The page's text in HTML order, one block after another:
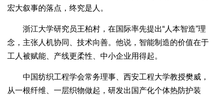
宏大叙事的落点，终究是人。
浙江大学研究员王柏村，在国际率先提出“人本智造”理
念，主张人机协同、技术向善。他说，智能制造的价值在于
工人被赋能、产线更柔性、中小企业用得起。
中国纺织工程学会常务理事、西安工程大学教授樊威，
从一根纤维、一层织物做起，研发出国产化个体热防护装